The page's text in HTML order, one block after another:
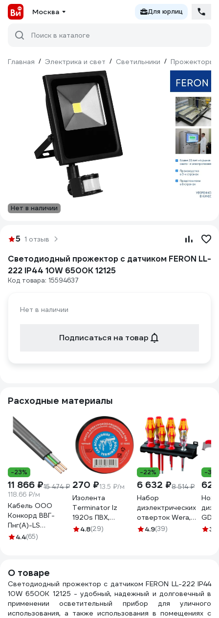
Москва Для юрлиц
Поиск в каталоге
Главная / Электрика и свет / Светильники / Прожекторы
Нет в наличии
5 1 отзыв
Светодиодный прожектор с датчиком FERON LL-
222 IP44 10W 6500K 12125
Код товара: 15594637
Нет в наличии
Подписаться на товар
Расходные материалы
-23%
11 866 ₽15 474 ₽
118.66 ₽/м
Кабель ООО
Конкорд ВВГ-
Пнг(А)-LS
3x2,5ок(N, PE) -
4.4(65)
270 ₽13.5 ₽/м
Изолента
Terminator Iz
1920s ПВХ,
черная,
4.8(29)
-22%
6 632 ₽8 514 ₽
Набор
диэлектрических
отверток Wera,
VDE, индикатор
4.9(39)
-
Нож
3.3
О товаре
Светодиодный прожектор с датчиком FERON LL-222 IP44
10W 6500K 12125 - удобный, надежный и долговечный в
применении осветительный прибор для уличного
использования, а также использования в помещениях с